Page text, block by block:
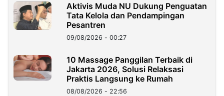
Aktivis Muda NU Dukung Penguatan
Tata Kelola dan Pendampingan
Pesantren
09/08/2026 - 00:27
10 Massage Panggilan Terbaik di
Jakarta 2026, Solusi Relaksasi
Praktis Langsung ke Rumah
08/08/2026 - 22:56